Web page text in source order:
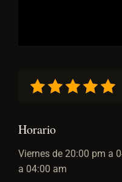
Horario
Viernes de 20:00 pm a
a 04:00 am